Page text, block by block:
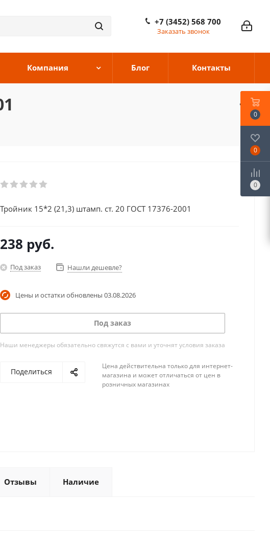
+7 (3452) 568 700
Заказать звонок
Компания Блог Контакты
Тройник 15*2 (21,3) штамп. ст. 20 ГОСТ 17376-2001
238 руб.
Под заказ Нашли дешевле?
Цены и остатки обновлены 03.08.2026
Под заказ
Наши менеджеры обязательно свяжутся с вами и уточнят условия заказа
Поделиться
Цена действительна только для интернет-
магазина и может отличаться от цен в
розничных магазинах
Отзывы Наличие
0
0
0